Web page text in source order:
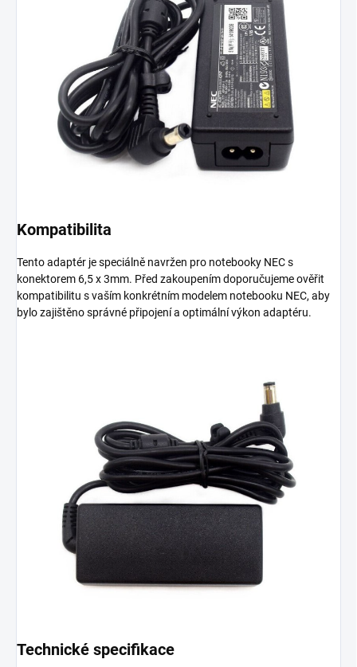
Kompatibilita
Tento adaptér je speciálně navržen pro notebooky NEC s
konektorem 6,5 x 3mm. Před zakoupením doporučujeme ověřit
kompatibilitu s vaším konkrétním modelem notebooku NEC, aby
bylo zajištěno správné připojení a optimální výkon adaptéru.
Technické specifikace